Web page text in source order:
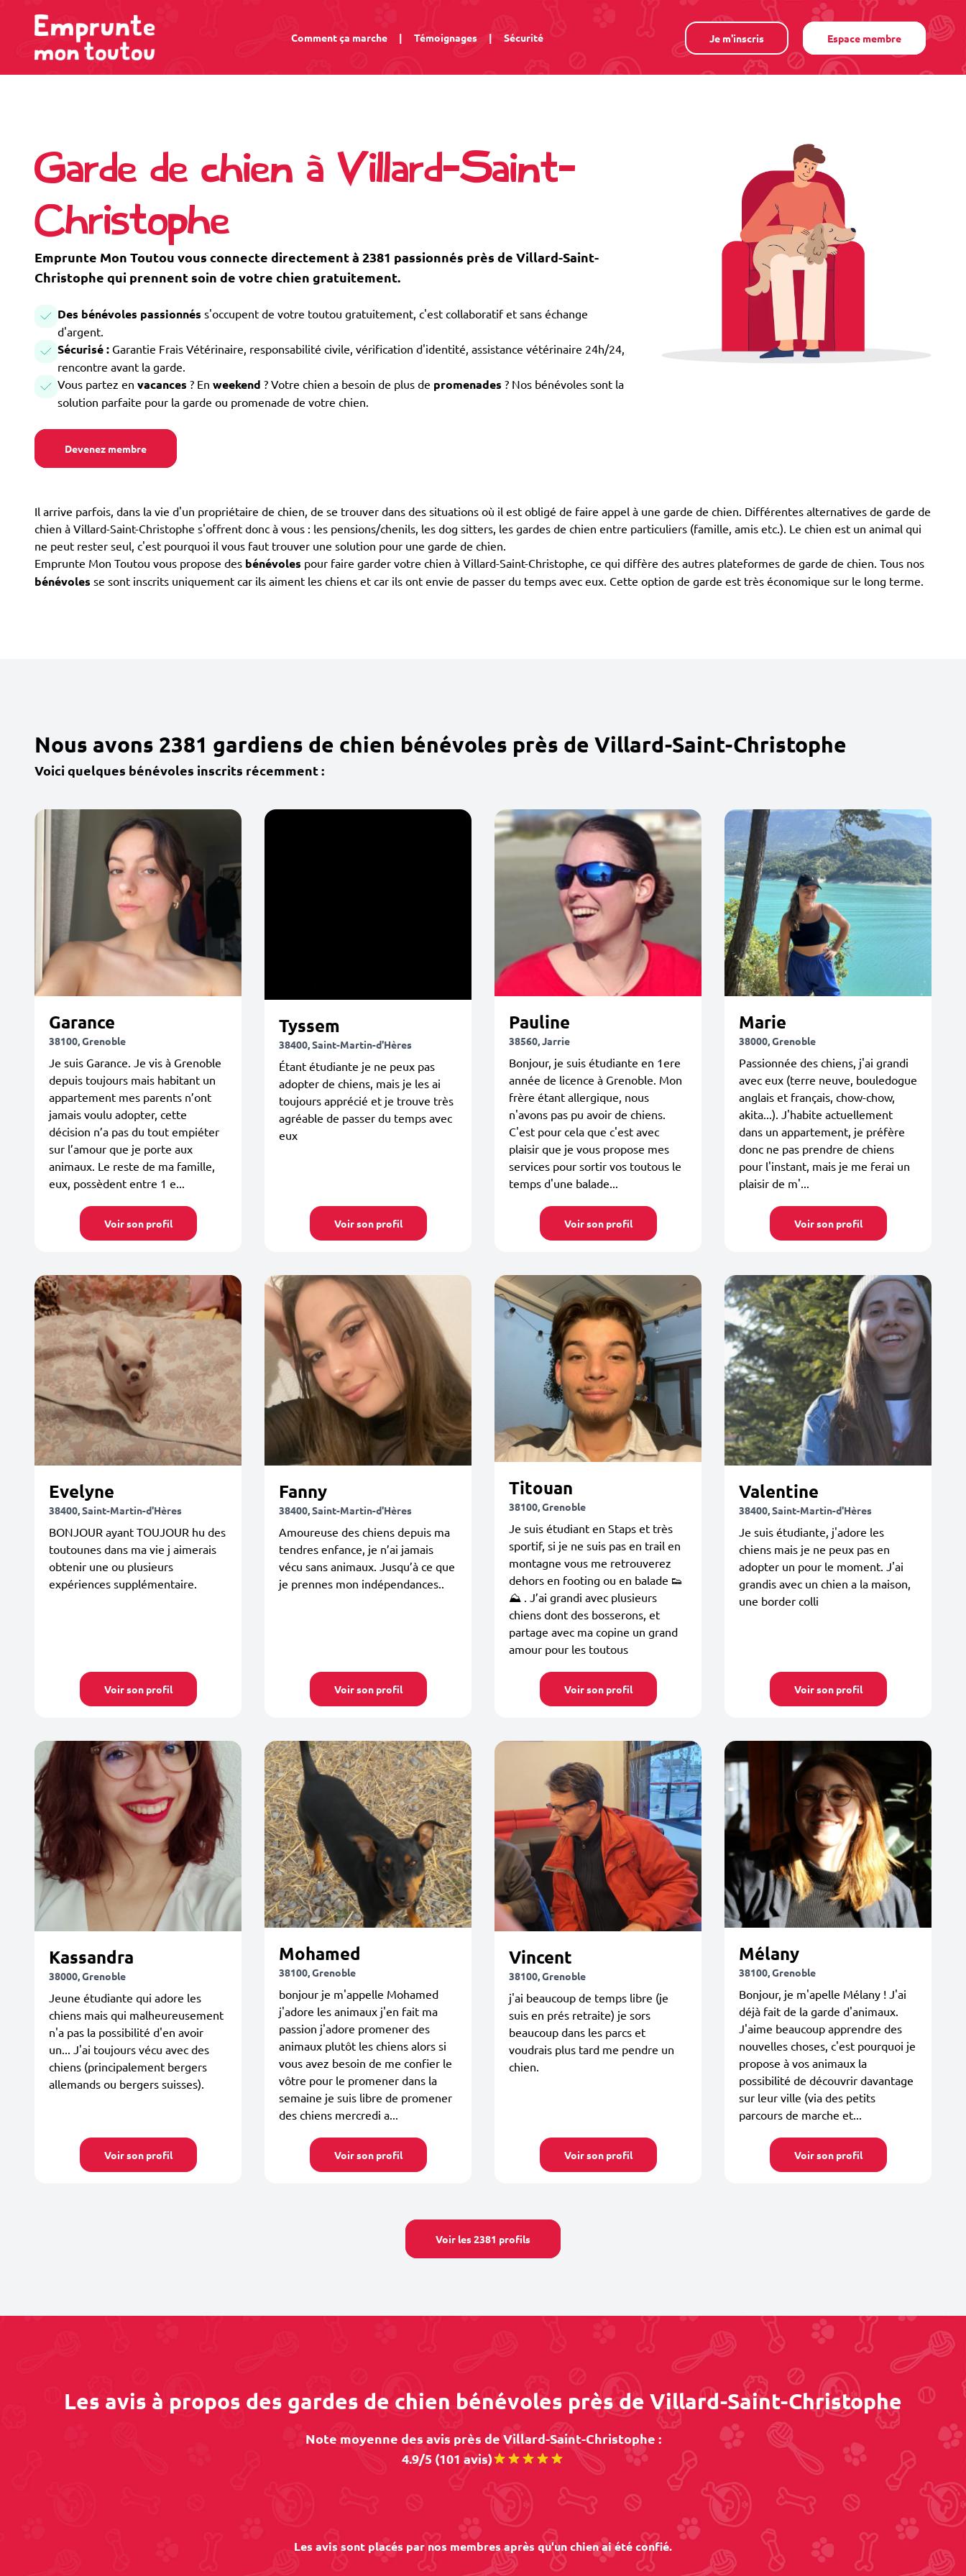
Comment ça marche | Témoignages | Sécurité Je m'inscris Espace membre
Garde de chien à Villard-Saint-
Christophe
Emprunte Mon Toutou vous connecte directement à 2381 passionnés près de Villard-Saint-
Christophe qui prennent soin de votre chien gratuitement.
Des bénévoles passionnés s'occupent de votre toutou gratuitement, c'est collaboratif et sans échange
d'argent.
Sécurisé : Garantie Frais Vétérinaire, responsabilité civile, vérification d'identité, assistance vétérinaire 24h/24,
rencontre avant la garde.
Vous partez en vacances ? En weekend ? Votre chien a besoin de plus de promenades ? Nos bénévoles sont la
solution parfaite pour la garde ou promenade de votre chien.
Devenez membre
Il arrive parfois, dans la vie d'un propriétaire de chien, de se trouver dans des situations où il est obligé de faire appel à une garde de chien. Différentes alternatives de garde de
chien à Villard-Saint-Christophe s'offrent donc à vous : les pensions/chenils, les dog sitters, les gardes de chien entre particuliers (famille, amis etc.). Le chien est un animal qui
ne peut rester seul, c'est pourquoi il vous faut trouver une solution pour une garde de chien.
Emprunte Mon Toutou vous propose des bénévoles pour faire garder votre chien à Villard-Saint-Christophe, ce qui diffère des autres plateformes de garde de chien. Tous nos
bénévoles se sont inscrits uniquement car ils aiment les chiens et car ils ont envie de passer du temps avec eux. Cette option de garde est très économique sur le long terme.
Nous avons 2381 gardiens de chien bénévoles près de Villard-Saint-Christophe
Voici quelques bénévoles inscrits récemment :
Garance
38100, Grenoble
Je suis Garance. Je vis à Grenoble
depuis toujours mais habitant un
appartement mes parents n’ont
jamais voulu adopter, cette
décision n’a pas du tout empiéter
sur l’amour que je porte aux
animaux. Le reste de ma famille,
eux, possèdent entre 1 e...
Voir son profil
Tyssem
38400, Saint-Martin-d'Hères
Étant étudiante je ne peux pas
adopter de chiens, mais je les ai
toujours apprécié et je trouve très
agréable de passer du temps avec
eux
Voir son profil
Pauline
38560, Jarrie
Bonjour, je suis étudiante en 1ere
année de licence à Grenoble. Mon
frère étant allergique, nous
n'avons pas pu avoir de chiens.
C'est pour cela que c'est avec
plaisir que je vous propose mes
services pour sortir vos toutous le
temps d'une balade...
Voir son profil
Marie
38000, Grenoble
Passionnée des chiens, j'ai grandi
avec eux (terre neuve, bouledogue
anglais et français, chow-chow,
akita...). J'habite actuellement
dans un appartement, je préfère
donc ne pas prendre de chiens
pour l'instant, mais je me ferai un
plaisir de m'...
Voir son profil
Evelyne
38400, Saint-Martin-d'Hères
BONJOUR ayant TOUJOUR hu des
toutounes dans ma vie j aimerais
obtenir une ou plusieurs
expériences supplémentaire.
Voir son profil
Fanny
38400, Saint-Martin-d'Hères
Amoureuse des chiens depuis ma
tendres enfance, je n’ai jamais
vécu sans animaux. Jusqu’à ce que
je prennes mon indépendances..
Voir son profil
Titouan
38100, Grenoble
Je suis étudiant en Staps et très
sportif, si je ne suis pas en trail en
montagne vous me retrouverez
dehors en footing ou en balade 👟
⛰️ . J’ai grandi avec plusieurs
chiens dont des bosserons, et
partage avec ma copine un grand
amour pour les toutous
Voir son profil
Valentine
38400, Saint-Martin-d'Hères
Je suis étudiante, j'adore les
chiens mais je ne peux pas en
adopter un pour le moment. J'ai
grandis avec un chien a la maison,
une border colli
Voir son profil
Kassandra
38000, Grenoble
Jeune étudiante qui adore les
chiens mais qui malheureusement
n'a pas la possibilité d'en avoir
un... J'ai toujours vécu avec des
chiens (principalement bergers
allemands ou bergers suisses).
Voir son profil
Mohamed
38100, Grenoble
bonjour je m'appelle Mohamed
j'adore les animaux j'en fait ma
passion j'adore promener des
animaux plutôt les chiens alors si
vous avez besoin de me confier le
vôtre pour le promener dans la
semaine je suis libre de promener
des chiens mercredi a...
Voir son profil
Vincent
38100, Grenoble
j'ai beaucoup de temps libre (je
suis en prés retraite) je sors
beaucoup dans les parcs et
voudrais plus tard me pendre un
chien.
Voir son profil
Mélany
38100, Grenoble
Bonjour, je m'apelle Mélany ! J'ai
déjà fait de la garde d'animaux.
J'aime beaucoup apprendre des
nouvelles choses, c'est pourquoi je
propose à vos animaux la
possibilité de découvrir davantage
sur leur ville (via des petits
parcours de marche et...
Voir son profil
Voir les 2381 profils
Les avis à propos des gardes de chien bénévoles près de Villard-Saint-Christophe
Note moyenne des avis près de Villard-Saint-Christophe :
4.9/5 (101 avis)
Les avis sont placés par nos membres après qu'un chien ai été confié.